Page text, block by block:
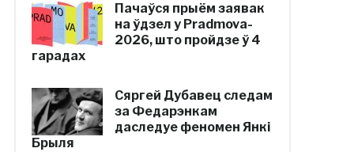
Пачаўся прыём заявак
на ўдзел у Pradmova-
2026, што пройдзе ў 4
гарадах
Сяргей Дубавец следам
за Федарэнкам
даследуе феномен Янкі
Брыля